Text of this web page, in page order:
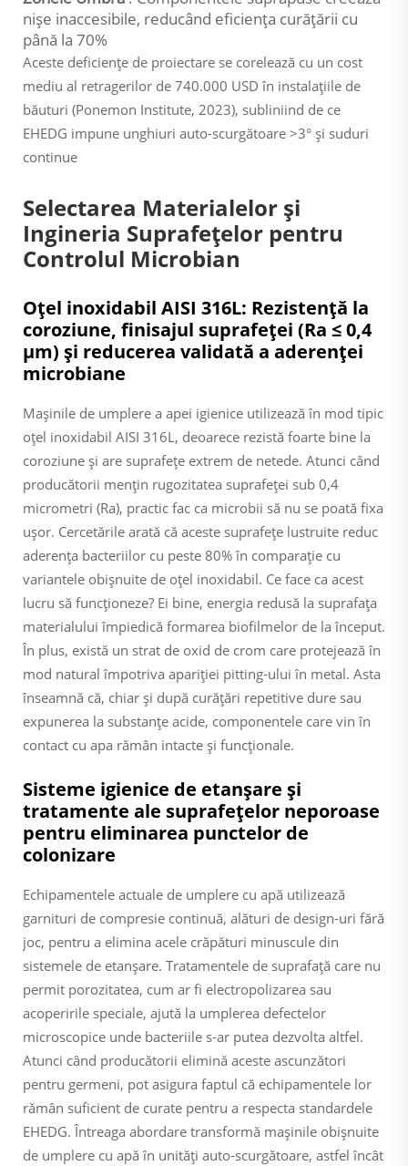
nișe inaccesibile, reducând eficiența curățării cu
până la 70%
Aceste deficiențe de proiectare se corelează cu un cost
mediu al retragerilor de 740.000 USD în instalațiile de
băuturi (Ponemon Institute, 2023), subliniind de ce
EHEDG impune unghiuri auto-scurgătoare >3° și suduri
continue
Selectarea Materialelor și
Ingineria Suprafețelor pentru
Controlul Microbian
Oțel inoxidabil AISI 316L: Rezistență la
coroziune, finisajul suprafeței (Ra ≤ 0,4
µm) și reducerea validată a aderenței
microbiane
Mașinile de umplere a apei igienice utilizează în mod tipic
oțel inoxidabil AISI 316L, deoarece rezistă foarte bine la
coroziune și are suprafețe extrem de netede. Atunci când
producătorii mențin rugozitatea suprafeței sub 0,4
micrometri (Ra), practic fac ca microbii să nu se poată fixa
ușor. Cercetările arată că aceste suprafețe lustruite reduc
aderența bacteriilor cu peste 80% în comparație cu
variantele obișnuite de oțel inoxidabil. Ce face ca acest
lucru să funcționeze? Ei bine, energia redusă la suprafața
materialului împiedică formarea biofilmelor de la început.
În plus, există un strat de oxid de crom care protejează în
mod natural împotriva apariției pitting-ului în metal. Asta
înseamnă că, chiar și după curățări repetitive dure sau
expunerea la substanțe acide, componentele care vin în
contact cu apa rămân intacte și funcționale.
Sisteme igienice de etanșare și
tratamente ale suprafețelor neporoase
pentru eliminarea punctelor de
colonizare
Echipamentele actuale de umplere cu apă utilizează
garnituri de compresie continuă, alături de design-uri fără
joc, pentru a elimina acele crăpături minuscule din
sistemele de etanșare. Tratamentele de suprafață care nu
permit porozitatea, cum ar fi electropolizarea sau
acoperirile speciale, ajută la umplerea defectelor
microscopice unde bacteriile s-ar putea dezvolta altfel.
Atunci când producătorii elimină aceste ascunzători
pentru germeni, pot asigura faptul că echipamentele lor
rămân suficient de curate pentru a respecta standardele
EHEDG. Întreaga abordare transformă mașinile obișnuite
de umplere cu apă în unități auto-scurgătoare, astfel încât